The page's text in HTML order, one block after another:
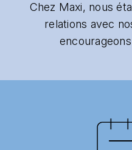
Chez Maxi, nous
relations avec